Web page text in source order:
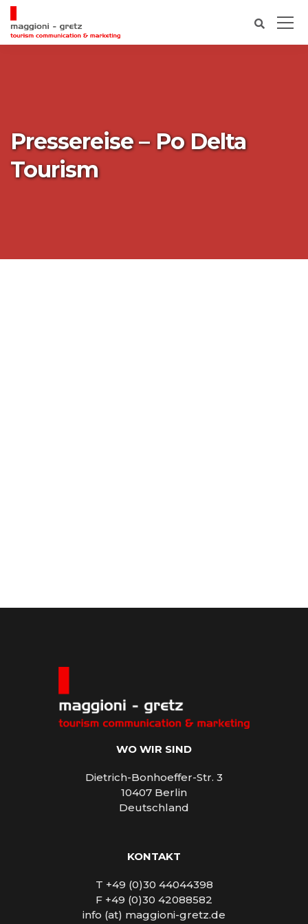
Pressereise – Po Delta
Tourism
WO WIR SIND
Dietrich-Bonhoeffer-Str. 3
10407 Berlin
Deutschland
KONTAKT
T +49 (0)30 44044398
F +49 (0)30 42088582
info (at) maggioni-gretz.de